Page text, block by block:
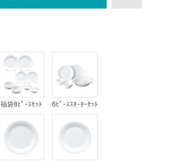
福袋8ﾋﾟｰｽｾｯﾄ 6ﾋﾟｰｽｽﾀｰﾀｰｾｯﾄ